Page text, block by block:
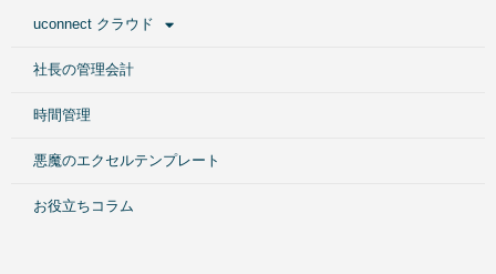
uconnect クラウド
社長の管理会計
時間管理
悪魔のエクセルテンプレート
お役立ちコラム